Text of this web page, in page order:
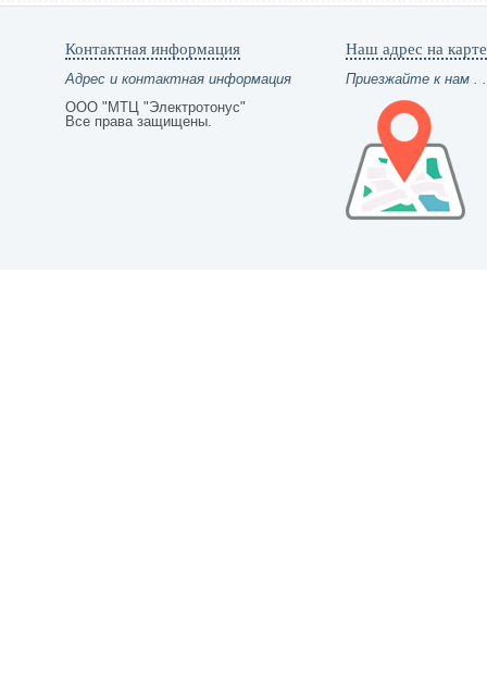
Контактная информация
Адрес и контактная информация
ООО "МТЦ "Электротонус"
Все права защищены.
Наш адрес на карте
Приезжайте к нам .